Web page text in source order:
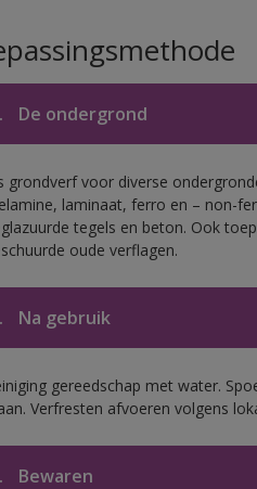
De ondergrond
grondverf voor diverse
laminaat, ferro en – non-
tegels en beton. Ook
oude verflagen.
Na gebruik
gereedschap met water.
Verfresten afvoeren volgens
Bewaren